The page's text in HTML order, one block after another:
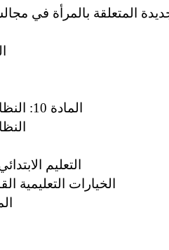
المتعلقة بالمرأة في
المادة 10: النظام التعليمي ونوع الجنس بصفة عام ة
التعليم
الخيارات التعليمية